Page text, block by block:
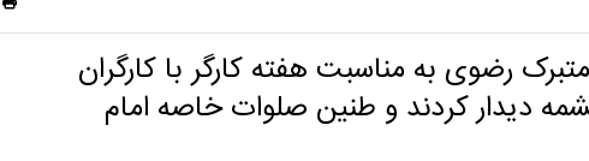
‌رضوی به مناسبت هفته کارگر با کارگران
دیدار کردند و طنین صلوات خاصه امام